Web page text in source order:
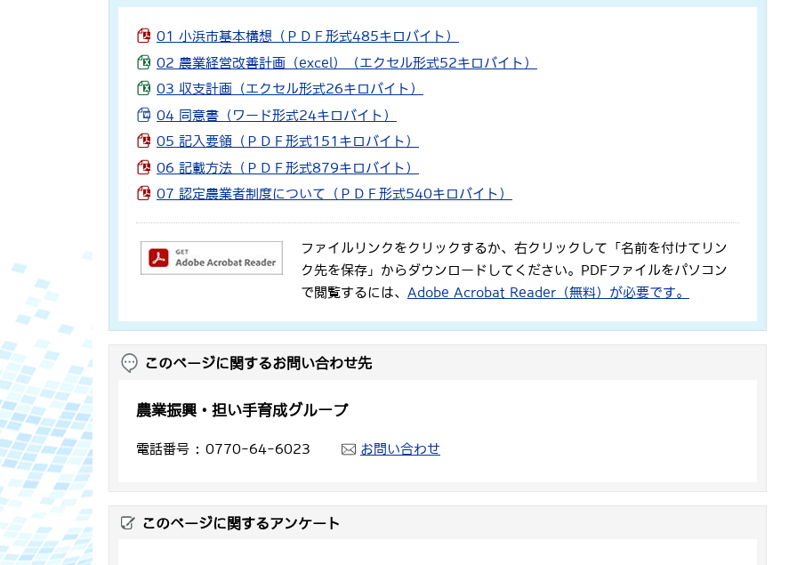
01 小浜市基本構想（ＰＤＦ形式485キロバイト）
02 農業経営改善計画（excel）（エクセル形式52キロバイト）
03 収支計画（エクセル形式26キロバイト）
04 同意書（ワード形式24キロバイト）
05 記入要領（ＰＤＦ形式151キロバイト）
06 記載方法（ＰＤＦ形式879キロバイト）
07 認定農業者制度について（ＰＤＦ形式540キロバイト）
ファイルリンクをクリックするか、右クリックして「名前を付けてリン
ク先を保存」からダウンロードしてください。PDFファイルをパソコン
で閲覧するには、 Adobe Acrobat Reader（無料）が必要です。
このページに関するお問い合わせ先
農業振興・担い手育成グループ
電話番号 0770-64-6023 お問い合わせ
このページに関するアンケート